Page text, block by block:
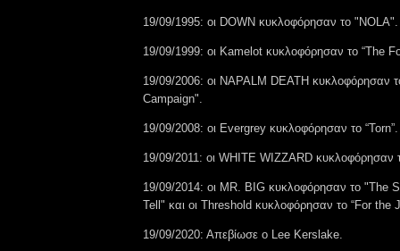
19/09/1995: οι DOWN κυκλοφόρησαν το "NOLA".
19/09/1999: οι Kamelot κυκλοφόρησαν το “The
19/09/2006: οι NAPALM DEATH κυκλοφόρησαν
Campaign".
19/09/2008: οι Evergrey κυκλοφόρησαν το “Torn”.
19/09/2011: οι WHITE WIZZARD κυκλοφόρησαν
19/09/2014: οι MR. BIG κυκλοφόρησαν το "The
Tell" και οι Threshold κυκλοφόρησαν το “For the
19/09/2020: Απεβίωσε ο Lee Kerslake.